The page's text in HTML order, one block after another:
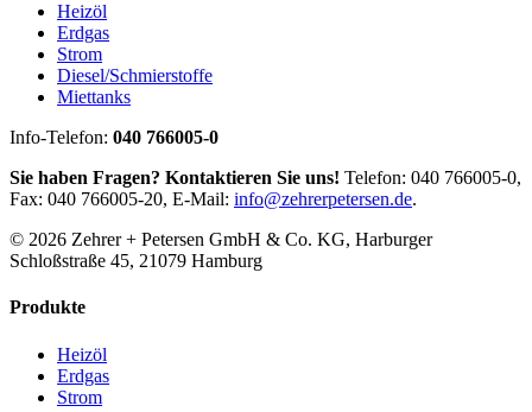
Heizöl
Erdgas
Strom
Diesel/Schmierstoffe
Miettanks
Info-Telefon: 040 766005-0
Sie haben Fragen? Kontaktieren Sie uns! Telefon: 040 766005-0,
Fax: 040 766005-20, E-Mail: info@zehrerpetersen.de.
© 2026 Zehrer + Petersen GmbH & Co. KG, Harburger
Schloßstraße 45, 21079 Hamburg
Produkte
Heizöl
Erdgas
Strom